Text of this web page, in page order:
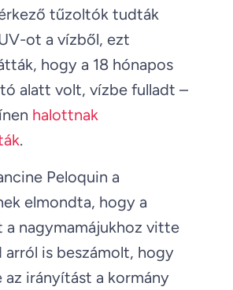
tűzoltók tudták
ot a vízből, ezt
hogy a 18 hónapos
alatt volt, vízbe fulladt –
halottnak
.
Peloquin a
elmondta, hogy a
a nagymamájukhoz vitte
arról is beszámolt, hogy
irányítást a kormány